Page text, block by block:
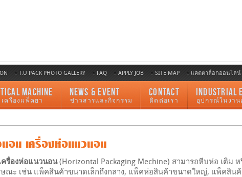
T.U PACK PHOTO GALLERY FAQ APPLY JOB SITE MAP แคตตาล็อกออนไลน์
MACHINE
ครื่องแพ็คยา
NEWS & EVENT
ข่าวสารและกิจกรรม
CONTACT
ติดต่อเรา
INDUSTRIAL
อุปกรณ์ในงาน
อน เครื่องห่อแนวนอน
ครื่องห่อแนวนอน(Horizontal Packaging Mechine) สามารถหีบห่อ เติม
ณะ เช่น แพ็คสินค้าขนาดเล็กถึงกลาง, แพ็คห่อสินค้าขนาดใหญ่, แพ็คสิน